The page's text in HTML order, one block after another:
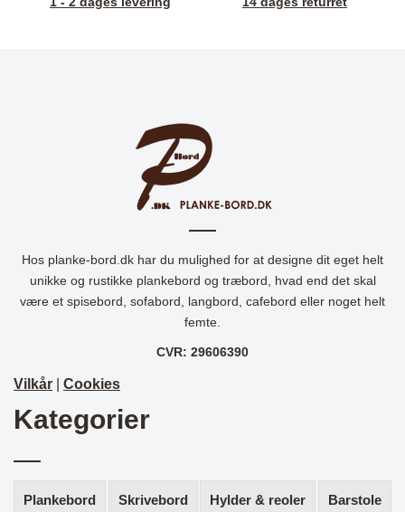
Hos planke-bord.dk har du mulighed for at designe dit eget helt
unikke og rustikke plankebord og træbord, hvad end det skal
være et spisebord, sofabord, langbord, cafebord eller noget helt
femte.
CVR: 29606390
Vilkår Cookies
Kategorier
Plankebord Skrivebord Hylder & reoler Barstole